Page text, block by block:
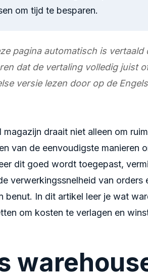
om tijd te besparen.
pagina automatisch is vertaald
dat de vertaling volledig juist
versie lezen door op de
draait niet alleen om
van de eenvoudigste manieren
dit goed wordt toegepast,
verwerkingssnelheid van orders
In dit artikel leer je wat
om kosten te verlagen en